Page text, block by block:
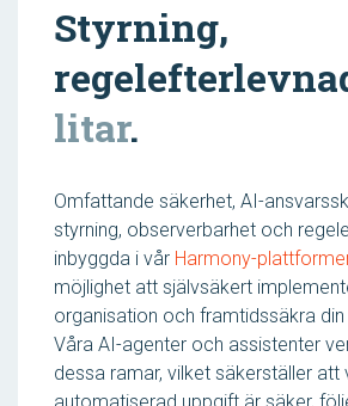
Styrning,
litar.
Omfattande säkerhet, AI-
styrning, observerbarhet och
inbyggda i vår Harmony-
möjlighet att självsäkert
organisation och framtidssäkra
Våra AI-agenter och assistenter
dessa ramar, vilket säkerställer att